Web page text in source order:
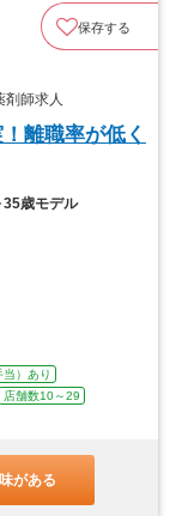
保存する
師求人
離職率が低く
35歳モデル
）あり
店舗数10～29
がある